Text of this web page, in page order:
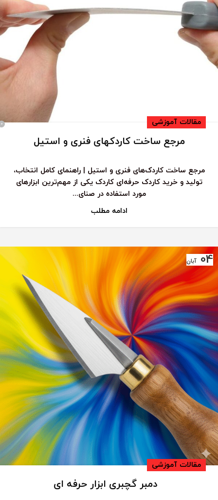
مقالات آموزشی
مرجع ساخت کاردکهای فنری و استیل
0
مرجع ساخت کاردک‌های فنری و استیل | راهنمای کامل انتخاب،
تولید و خرید کاردک حرفه‌ای کاردک یکی از مهم‌ترین ابزارهای
مورد استفاده در صنای...
ادامه مطلب
04 آبان
مقالات آموزشی
دمبر گچبری ابزار حرفه ای